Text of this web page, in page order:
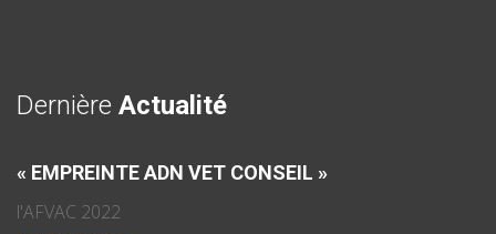
Dernière Actualité
« EMPREINTE ADN VET CONSEIL »
l'AFVAC 2022